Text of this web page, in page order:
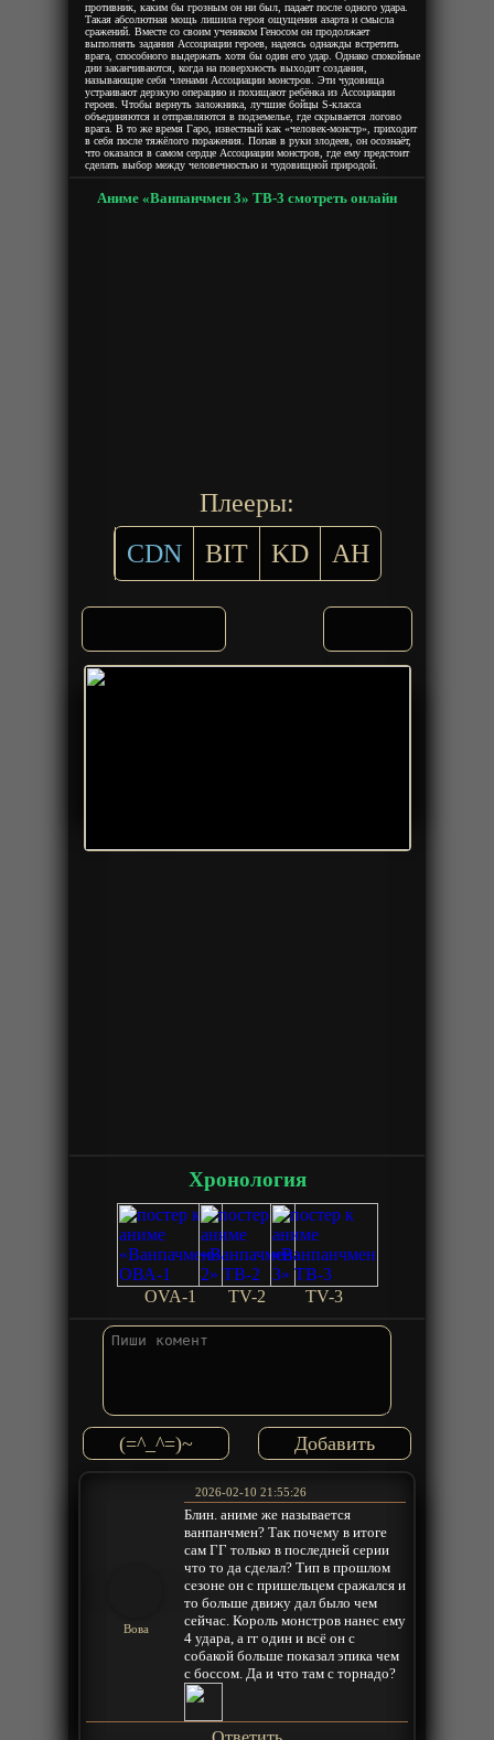
противник, каким бы грозным он ни был, падает после одного удара.
Такая абсолютная мощь лишила героя ощущения азарта и смысла
сражений. Вместе со своим учеником Геносом он продолжает
выполнять задания Ассоциации героев, надеясь однажды встретить
врага, способного выдержать хотя бы один его удар. Однако спокойные
дни заканчиваются, когда на поверхность выходят создания,
называющие себя членами Ассоциации монстров. Эти чудовища
устраивают дерзкую операцию и похищают ребёнка из Ассоциации
героев. Чтобы вернуть заложника, лучшие бойцы S-класса
объединяются и отправляются в подземелье, где скрывается логово
врага. В то же время Гаро, известный как «человек-монстр», приходит
в себя после тяжёлого поражения. Попав в руки злодеев, он осознаёт,
что оказался в самом сердце Ассоциации монстров, где ему предстоит
сделать выбор между человечностью и чудовищной природой.
Аниме «Ванпанчмен 3» ТВ-3 смотреть онлайн
Плееры:
CDN
BIT KD AH
Хронология
OVA-1 TV-2 TV-3
(=^_^=)~
Вова
2026-02-10 21:55:26
Блин. аниме же называется
ванпанчмен? Так почему в итоге
сам ГГ только в последней серии
что то да сделал? Тип в прошлом
сезоне он с пришельцем сражался и
то больше движу дал было чем
сейчас. Король монстров нанес ему
4 удара, а гг один и всё он с
собакой больше показал эпика чем
с боссом. Да и что там с торнадо?